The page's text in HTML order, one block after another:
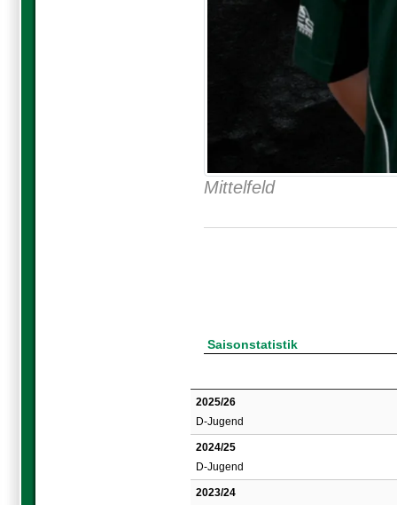
Mittelfeld
Saisonstatistik
2025/26
D-Jugend
2024/25
D-Jugend
2023/24